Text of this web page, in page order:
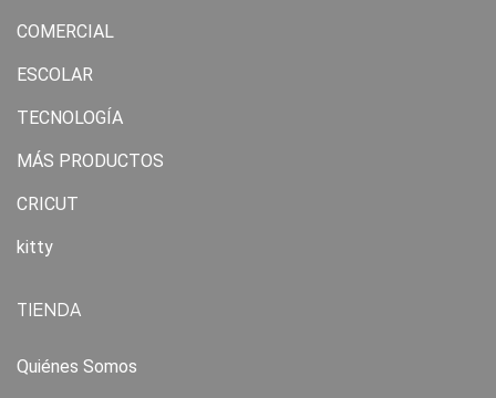
COMERCIAL
ESCOLAR
TECNOLOGÍA
MÁS PRODUCTOS
CRICUT
kitty
TIENDA
Quiénes Somos